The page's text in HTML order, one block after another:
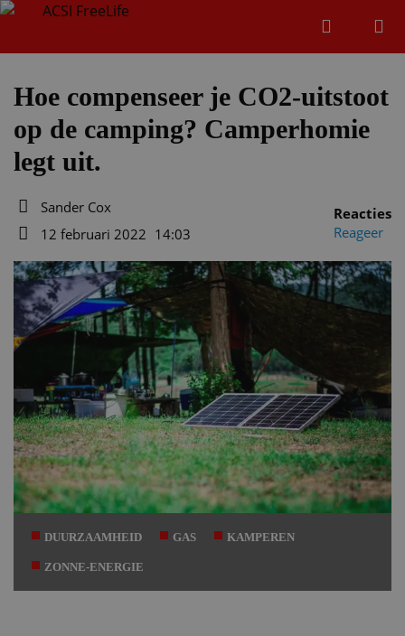
Hoe compenseer je CO2-uitstoot
op de camping? Camperhomie
legt uit.
Auteur
Sander Cox
12 februari 2022 14:03
Reacties
Reageer
DUURZAAMHEID GAS KAMPEREN
ZONNE-ENERGIE